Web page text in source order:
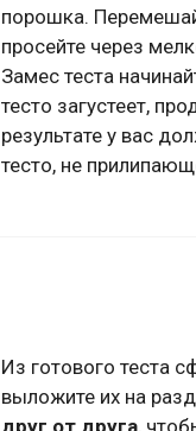
порошка.
просейте через
Замес теста
тесто загустеет,
результате у вас
тесто, не
Из готового теста
выложите их на